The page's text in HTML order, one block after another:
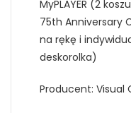
MyPLAYER (2
75th Anniversary
na rękę i
deskorolka)
Producent: Visual